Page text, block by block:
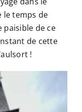
le temps de
paisible de ce
de cette
!